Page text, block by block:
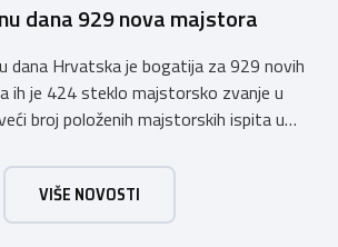
dana 929 nova majstora
dana Hrvatska je bogatija za 929 novih
ih je 424 steklo majstorsko zvanje u
broj položenih majstorskih ispita u
majstor frizer, majstor
grijanja i klimatizacije te
Najveći broj navedenih
VIŠE NOVOSTI